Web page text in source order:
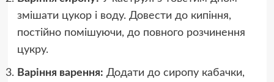
змішати цукор і воду. Довести до кипіння,
постійно помішуючи, до повного розчинення
цукру.
Варіння варення: Додати до сиропу кабачки,